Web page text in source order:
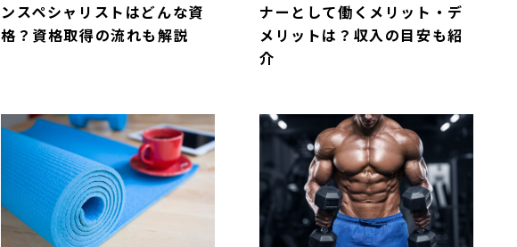
ンスペシャリストはどんな資
格？資格取得の流れも解説
ナーとして働くメリット・デ
メリットは？収入の目安も紹
介